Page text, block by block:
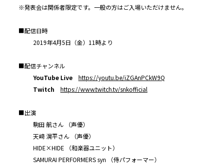
※発表会は関係者限定です。一般の方はご入場いただけません。
■配信日時
2019年4月5日（金）11時より
■配信チャンネル
YouTube Live
https://youtu.be/iZGAnPCkW9Q
Twitch
https://www.twitch.tv/snkofficial
■出演
駒田 航さん （声優）
天﨑 滉平さん （声優）
HIDE×HIDE （和楽器ユニット）
SAMURAI PERFORMERS syn （侍パフォーマー）